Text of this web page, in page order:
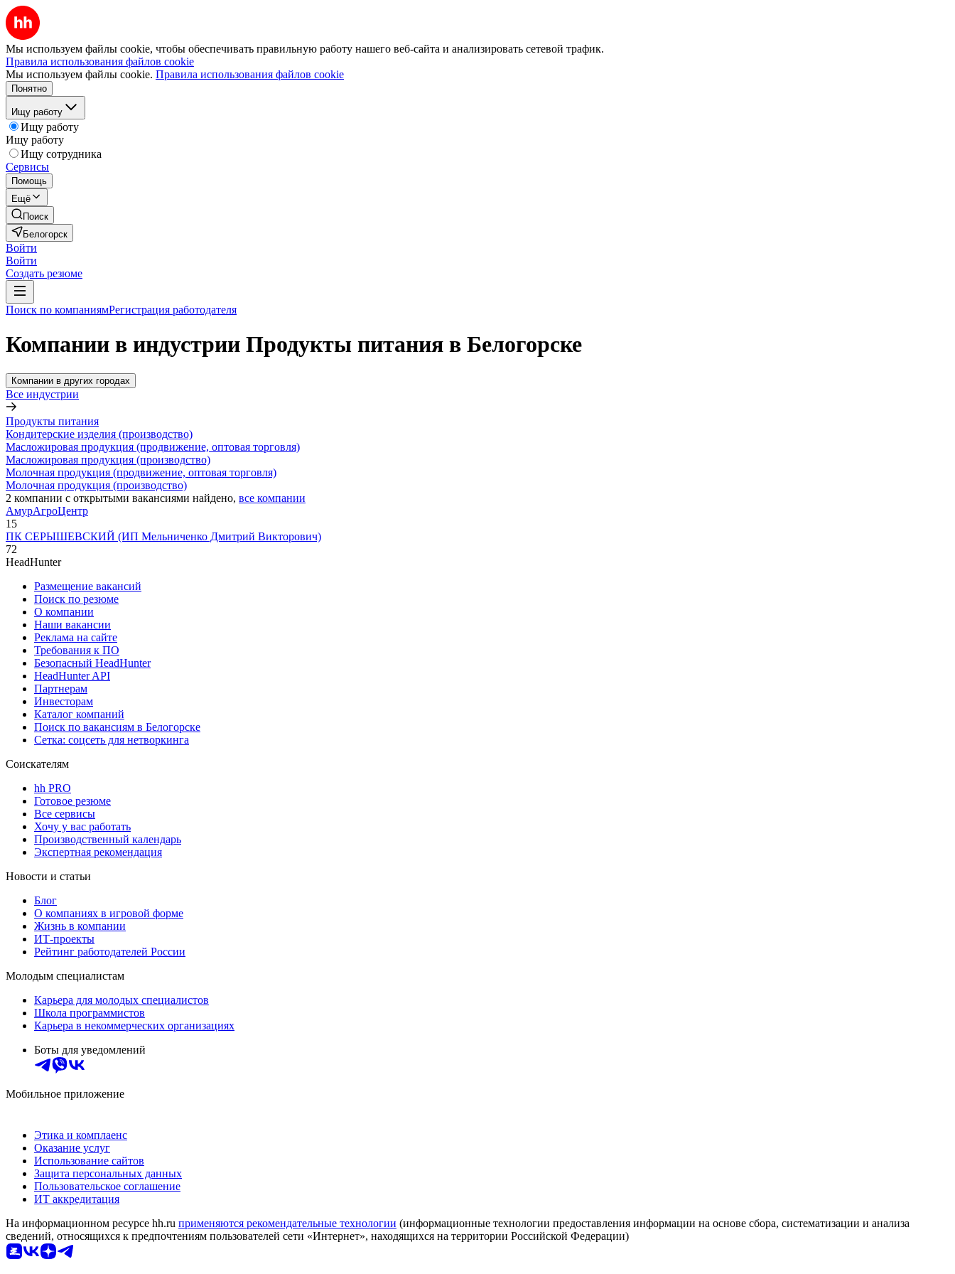
Мы используем файлы cookie, чтобы обеспечивать правильную работу нашего веб-сайта и анализировать сетевой трафик.
Правила использования файлов cookie
Мы используем файлы cookie. Правила использования файлов cookie
Понятно
Ищу работу
Ищу работу
Ищу работу
Ищу сотрудника
Сервисы
Помощь
Ещё
Поиск
Белогорск
Войти
Войти
Создать резюме
Поиск по компаниямРегистрация работодателя
Компании в индустрии Продукты питания в Белогорске
Компании в других городах
Все индустрии
Продукты питания
Кондитерские изделия (производство)
Масложировая продукция (продвижение, оптовая торговля)
Масложировая продукция (производство)
Молочная продукция (продвижение, оптовая торговля)
Молочная продукция (производство)
2 компании с открытыми вакансиями найдено, все компании
АмурАгроЦентр
15
ПК СЕРЫШЕВСКИЙ (ИП Мельниченко Дмитрий Викторович)
72
HeadHunter
Размещение вакансий
Поиск по резюме
О компании
Наши вакансии
Реклама на сайте
Требования к ПО
Безопасный HeadHunter
HeadHunter API
Партнерам
Инвесторам
Каталог компаний
Поиск по вакансиям в Белогорске
Сетка: соцсеть для нетворкинга
Соискателям
hh PRO
Готовое резюме
Все сервисы
Хочу у вас работать
Производственный календарь
Экспертная рекомендация
Новости и статьи
Блог
О компаниях в игровой форме
Жизнь в компании
ИТ-проекты
Рейтинг работодателей России
Молодым специалистам
Карьера для молодых специалистов
Школа программистов
Карьера в некоммерческих организациях
Боты для уведомлений
Мобильное приложение
Этика и комплаенс
Оказание услуг
Использование сайтов
Защита персональных данных
Пользовательское соглашение
ИТ аккредитация
На информационном ресурсе hh.ru применяются рекомендательные технологии (информационные технологии предоставления информации на основе сбора, систематизации и анализа
сведений, относящихся к предпочтениям пользователей сети «Интернет», находящихся на территории Российской Федерации)